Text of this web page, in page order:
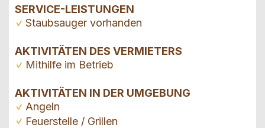
SERVICE-LEISTUNGEN
Staubsauger vorhanden
AKTIVITÄTEN DES VERMIETERS
Mithilfe im Betrieb
AKTIVITÄTEN IN DER UMGEBUNG
Angeln
Feuerstelle / Grillen